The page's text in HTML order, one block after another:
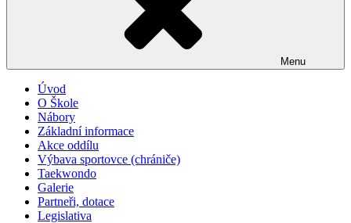
Menu
Úvod
O Škole
Nábory
Základní informace
Akce oddílu
Výbava sportovce (chrániče)
Taekwondo
Galerie
Partneři, dotace
Legislativa